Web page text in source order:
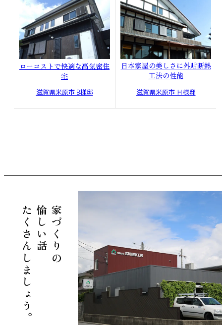
日本家屋の美しさに外貼断熱
工法の性能
滋賀県米原市 Ｈ様邸
ローコストで快適な高気密住
宅
滋賀県米原市 B様邸
家づくりの
愉しい話
たくさんしましょう。